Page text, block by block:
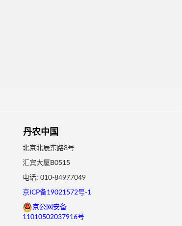
丹农中国
北京北辰东路8号
汇宾大厦B0515
电话: 010-84977049
京ICP备19021572号-1
京公网安备
11010502037916号